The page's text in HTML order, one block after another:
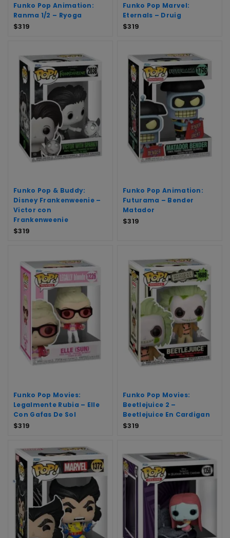
Funko Pop Animation:
Ranma 1/2 – Ryoga
$319
Funko Pop Marvel:
Eternals – Druig
$319
Funko Pop & Buddy:
Disney Frankenweenie –
Victor con
Frankenweenie
$319
Funko Pop Animation:
Futurama – Bender
Matador
$319
Funko Pop Movies:
Legalmente Rubia – Elle
Con Gafas De Sol
$319
Funko Pop Movies:
Beetlejuice 2 –
Beetlejuice En Cardigan
$319